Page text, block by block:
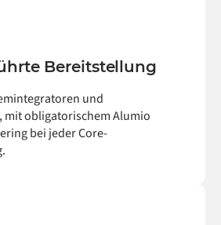
Bereitstellung
und
mit obligatorischem Alumio
bei jeder Core-